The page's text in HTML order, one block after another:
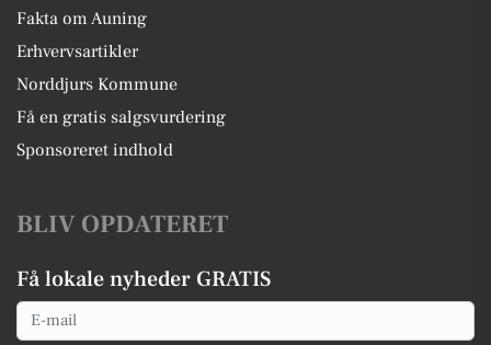
Fakta om Auning
Erhvervsartikler
Norddjurs Kommune
Få en gratis salgsvurdering
Sponsoreret indhold
BLIV OPDATERET
Få lokale nyheder GRATIS
Email